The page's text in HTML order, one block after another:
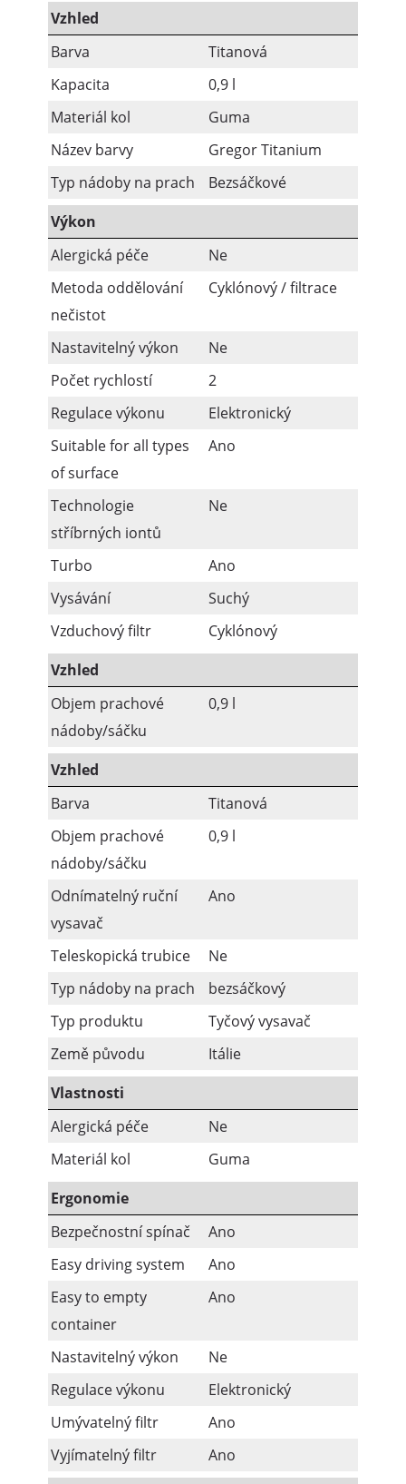
Vzhled
Barva
Titanová
Kapacita
0,9 l
Materiál kol
Guma
Název barvy
Gregor Titanium
Typ nádoby na prach
Bezsáčkové
Výkon
Alergická péče
Ne
Metoda oddělování
nečistot
Cyklónový / filtrace
Nastavitelný výkon
Ne
Počet rychlostí
2
Regulace výkonu
Elektronický
Suitable for all types
of surface
Ano
Technologie
stříbrných iontů
Ne
Turbo
Ano
Vysávání
Suchý
Vzduchový filtr
Cyklónový
Vzhled
Objem prachové
nádoby/sáčku
0,9 l
Vzhled
Barva
Titanová
Objem prachové
nádoby/sáčku
0,9 l
Odnímatelný ruční
vysavač
Ano
Teleskopická trubice
Ne
Typ nádoby na prach
bezsáčkový
Typ produktu
Tyčový vysavač
Země původu
Itálie
Vlastnosti
Alergická péče
Ne
Materiál kol
Guma
Ergonomie
Bezpečnostní spínač
Ano
Easy driving system
Ano
Easy to empty
container
Ano
Nastavitelný výkon
Ne
Regulace výkonu
Elektronický
Umývatelný filtr
Ano
Vyjímatelný filtr
Ano